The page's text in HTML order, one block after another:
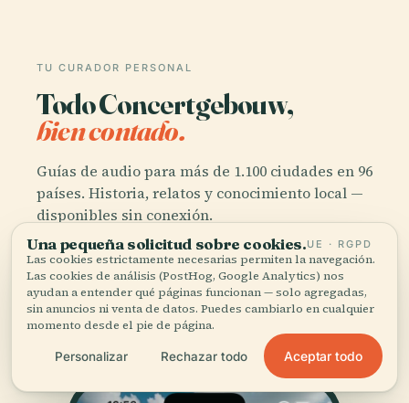
TU CURADOR PERSONAL
Todo Concertgebouw,
bien contado.
Guías de audio para más de 1.100 ciudades en 96
países. Historia, relatos y conocimiento local —
disponibles sin conexión.
Descargar la app
Únete a más de 50.000 viajeros
Una pequeña solicitud sobre cookies.UE · RGPD
Las cookies estrictamente necesarias permiten la navegación.
Las cookies de análisis (PostHog, Google Analytics) nos
ayudan a entender qué páginas funcionan — solo agregadas,
sin anuncios ni venta de datos. Puedes cambiarlo en cualquier
momento desde el pie de página.
Personalizar Rechazar todo Aceptar todo